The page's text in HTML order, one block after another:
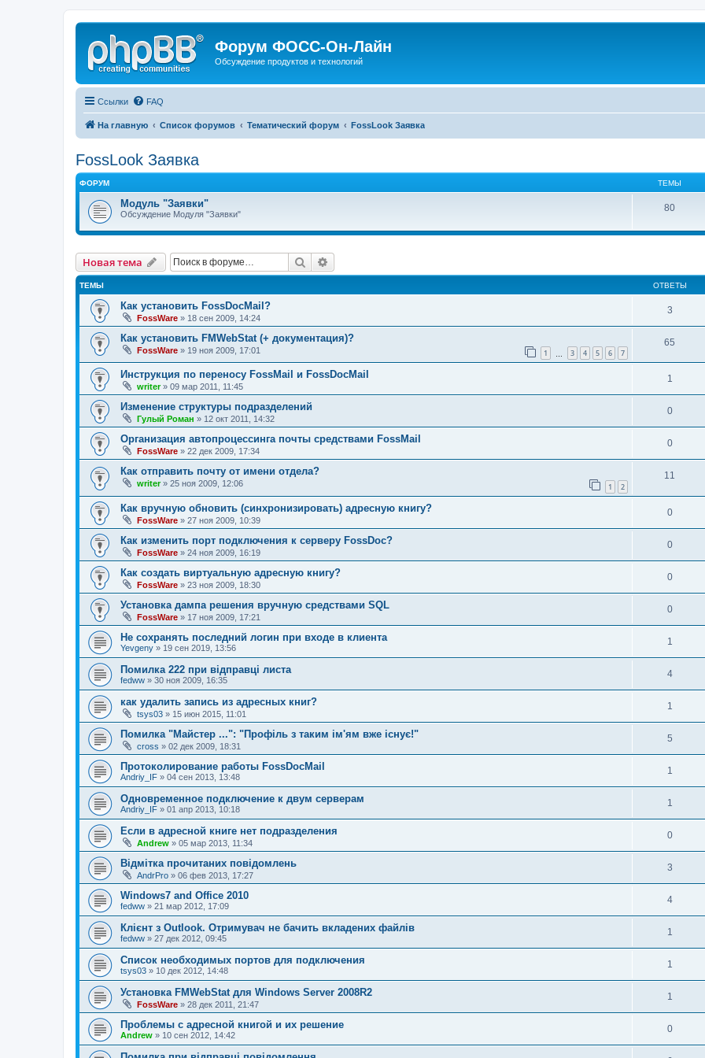
Форум ФОСС-Он-Лайн
Обсуждение продуктов и технологий
Ссылки FAQ
На главную Список форумов Тематический форум FossLook Заявка
FossLook Заявка
ФОРУМ ТЕМЫ
Модуль "Заявки"
Обсуждение Модуля "Заявки"
80
Новая тема Поиск
ТЕМЫ ОТВЕТЫ
Как установить FossDocMail?
FossWare » 18 сен 2009, 14:24
3
Как установить FMWebStat (+ документация)?
FossWare » 19 ноя 2009, 17:01 1 3 4 5 6 7
65
Инструкция по переносу FossMail и FossDocMail
writer» 09 мар 2011, 11:45
1
Изменение структуры подразделений
Гулый Роман » 12 окт 2011, 14:32
0
Организация автопроцессинга почты средствами FossMail
FossWare » 22 дек 2009, 17:34
0
Как отправить почту от имени отдела?
writer» 25 ноя 2009, 12:06 1 2
11
Как вручную обновить (синхронизировать) адресную книгу?
FossWare » 27 ноя 2009, 10:39
0
Как изменить порт подключения к серверу FossDoc?
FossWare » 24 ноя 2009, 16:19
0
Как создать виртуальную адресную книгу?
FossWare » 23 ноя 2009, 18:30
0
Установка дампа решения вручную средствами SQL
FossWare » 17 ноя 2009, 17:21
0
Не сохранять последний логин при входе в клиента
Yevgeny » 19 сен 2019, 13:56
1
Помилка 222 при відправці листа
fedww » 30 ноя 2009, 16:35
4
как удалить запись из адресных книг?
tsys03 » 15 июн 2015, 11:01
1
Помилка "Майстер ...": "Профіль з таким ім'ям вже існує!"
cross » 02 дек 2009, 18:31
5
Протоколирование работы FossDocMail
Andriy_IF » 04 сен 2013, 13:48
1
Одновременное подключение к двум серверам
Andriy_IF » 01 апр 2013, 10:18
1
Если в адресной книге нет подразделения
Andrew » 05 мар 2013, 11:34
0
Відмітка прочитаних повідомлень
AndrPro » 06 фев 2013, 17:27
3
Windows7 and Office 2010
fedww » 21 мар 2012, 17:09
4
Клієнт з Outlook. Отримувач не бачить вкладених файлів
fedww » 27 дек 2012, 09:45
1
Список необходимых портов для подключения
tsys03 » 10 дек 2012, 14:48
1
Установка FMWebStat для Windows Server 2008R2
FossWare » 28 дек 2011, 21:47
1
Проблемы с адресной книгой и их решение
Andrew » 10 сен 2012, 14:42
0